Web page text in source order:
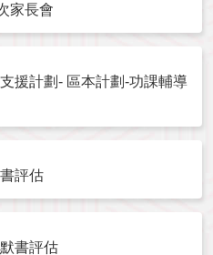
家長會
援計劃- 區本計劃-功課輔導
評估
書評估